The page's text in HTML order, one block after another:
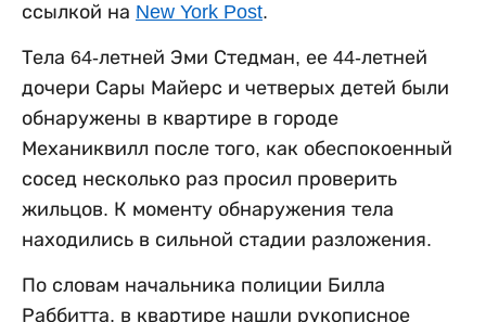
ссылкой на New York Post.
Тела 64-летней Эми Стедман, ее 44-летней
дочери Сары Майерс и четверых детей были
обнаружены в квартире в городе
Механиквилл после того, как обеспокоенный
сосед несколько раз просил проверить
жильцов. К моменту обнаружения тела
находились в сильной стадии разложения.
По словам начальника полиции Билла
Раббитта, в квартире нашли рукописное